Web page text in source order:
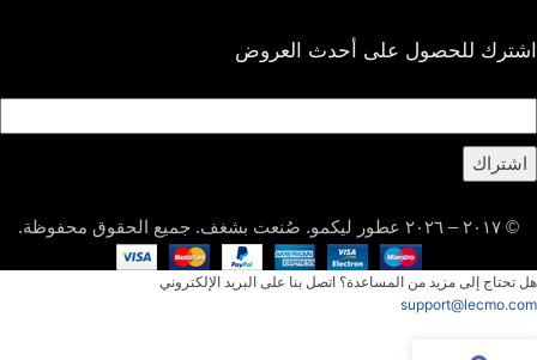
اشترك للحصول على أحدث العروض
اشتراك
© ٢٠١٧ – ٢٠٢٦ عطور ليكمو. صُنعت بشغف. جميع الحقوق محفوظة.
هل تحتاج إلى مزيد من المساعدة؟ اتصل بنا على البريد الإلكتروني
support@lecmo.com